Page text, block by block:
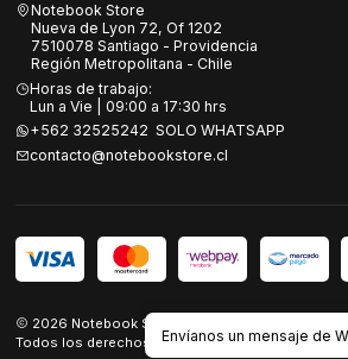
Notebook Store
Nueva de Lyon 72, Of 1202
7510078 Santiago - Providencia
Región Metropolitana - Chile
Horas de trabajo:
Lun a Vie | 09:00 a 17:30 hrs
+562 32525242 SOLO WHATSAPP
contacto@notebookstore.cl
2026 Notebook Store.
Todos los derechos reservados.Desarrollado por
Envíanos un mensaje de